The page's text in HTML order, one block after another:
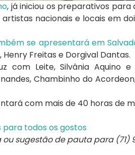
, já iniciou os preparativos para
nacionais e locais em
se apresentará em
, Henry Freitas e Dorgival Dantas.
com Leite,Silvânia Aquino e
,Chambinho do Acordeon
com mais de 40 horas de
para todos os gostos
ou sugestão de pauta para (71)